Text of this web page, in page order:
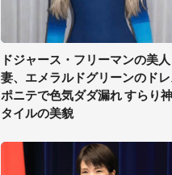
ドジャース・フリーマンの美人
妻、エメラルドグリーンのド
ポニテで色気ダダ漏れ すらり
タイルの美貌